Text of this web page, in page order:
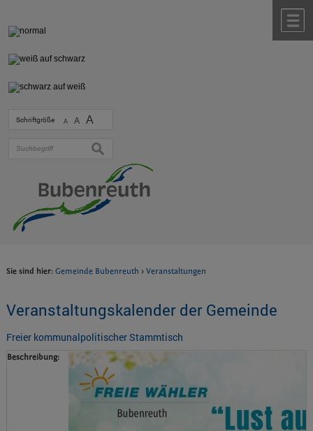
Schriftgröße A A A
suchen
Sie sind hier: Gemeinde Bubenreuth > Veranstaltungen
Veranstaltungskalender der Gemeinde
Freier kommunalpolitischer Stammtisch
Beschreibung: